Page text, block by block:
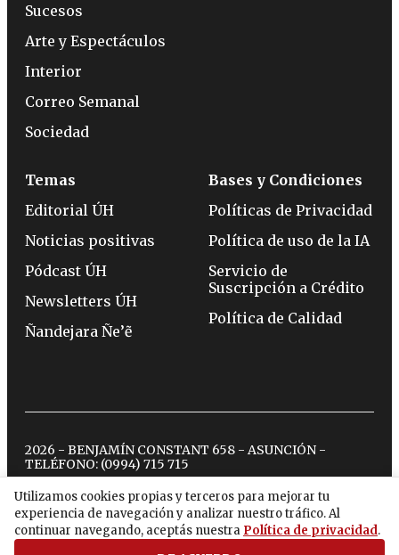
Utilizamos cookies propias y terceros para mejorar tu
experiencia de navegación y analizar nuestro tráfico. Al
continuar navegando, aceptás nuestra Política de privacidad.
Sucesos
Arte y Espectáculos
Interior
Correo Semanal
Sociedad
Temas
Editorial ÚH
Noticias positivas
Pódcast ÚH
Newsletters ÚH
Ñandejara Ñe’ẽ
Bases y Condiciones
Políticas de Privacidad
Política de uso de la IA
Servicio de
Suscripción a Crédito
Política de Calidad
2026 - BENJAMÍN CONSTANT 658 - ASUNCIÓN -
TELÉFONO: (0994) 715 715
twitterinstagram
facebook
tiktokyoutubespotify